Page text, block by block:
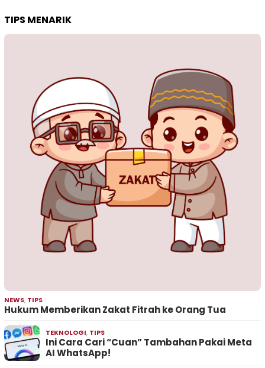
TIPS MENARIK
NEWS, TIPS
Hukum Memberikan Zakat Fitrah ke Orang Tua
TEKNOLOGI, TIPS
Ini Cara Cari “Cuan” Tambahan Pakai Meta
AI WhatsApp!